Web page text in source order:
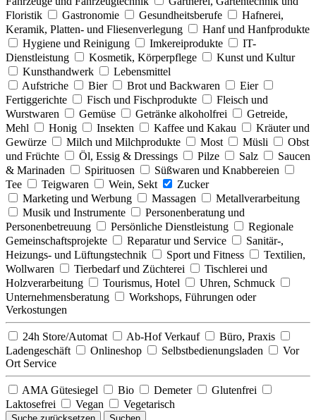
Floristik
Gastronomie Gesundheitsberufe
Hafnerei,
Keramik, Platten- und Fliesenverlegung
Hanf und Hanfprodukte
Hygiene und Reinigung
Imkereiprodukte
IT-
Dienstleistung
Kosmetik, Körperpflege
Kunst und Kultur
Kunsthandwerk
Lebensmittel
Aufstriche
Bier Brot und Backwaren
Eier
Fertiggerichte
Fisch und Fischprodukte
Fleisch und
Wurstwaren
Gemüse Getränke alkoholfrei
Getreide,
Mehl
Honig Insekten Kaffee und Kakau
Kräuter und
Gewürze
Milch und Milchprodukte Most Müsli
Obst
und Früchte
Öl, Essig & Dressings Pilze Salz
Saucen
& Marinaden
Spirituosen
Süßwaren und Knabbereien
Tee
Teigwaren Wein, Sekt
Zucker
Marketing und Werbung
Massagen
Metallverarbeitung
Musik und Instrumente
Personenberatung und
Personenbetreuung
Persönliche Dienstleistung
Regionale
Gemeinschaftsprojekte
Reparatur und Service
Sanitär-,
Heizungs- und Lüftungstechnik
Sport und Fitness
Textilien,
Wollwaren
Tierbedarf und Züchterei
Tischlerei und
Holzverarbeitung
Tourismus, Hotel
Uhren, Schmuck
Unternehmensberatung
Workshops, Führungen oder
Verkostungen
24h Store/Automat Ab-Hof Verkauf
Büro, Praxis
Ladengeschäft
Onlineshop Selbstbedienungsladen
Vor
Ort Service
AMA Gütesiegel Bio Demeter
Glutenfrei
Laktosefrei
Vegan Vegetarisch